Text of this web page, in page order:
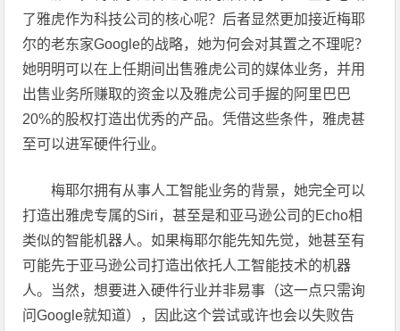
了雅虎作为科技公司的核心呢？后者显然更加接近梅耶
尔的老东家Google的战略，她为何会对其置之不理呢？
她明明可以在上任期间出售雅虎公司的媒体业务，并用
出售业务所赚取的资金以及雅虎公司手握的阿里巴巴
20%的股权打造出优秀的产品。凭借这些条件，雅虎甚
至可以进军硬件行业。
梅耶尔拥有从事人工智能业务的背景，她完全可以
打造出雅虎专属的Siri，甚至是和亚马逊公司的Echo相
类似的智能机器人。如果梅耶尔能先知先觉，她甚至有
可能先于亚马逊公司打造出依托人工智能技术的机器
人。当然，想要进入硬件行业并非易事（这一点只需询
问Google就知道），因此这个尝试或许也会以失败告